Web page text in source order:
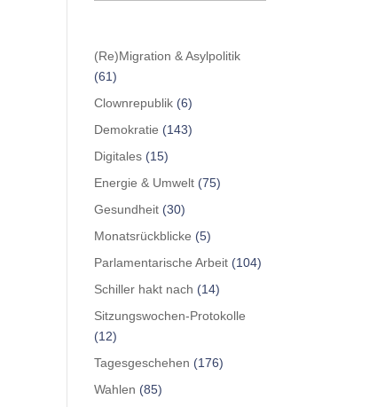
(Re)Migration & Asylpolitik
(61)
Clownrepublik (6)
Demokratie (143)
Digitales (15)
Energie & Umwelt (75)
Gesundheit (30)
Monatsrückblicke (5)
Parlamentarische Arbeit (104)
Schiller hakt nach (14)
Sitzungswochen-Protokolle
(12)
Tagesgeschehen (176)
Wahlen (85)